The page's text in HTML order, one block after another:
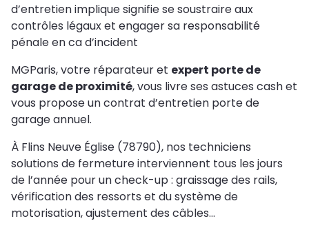
d’entretien implique signifie se soustraire aux
contrôles légaux et engager sa responsabilité
pénale en ca d’incident
MGParis, votre réparateur et expert porte de
garage de proximité, vous livre ses astuces cash et
vous propose un contrat d’entretien porte de
garage annuel.
À Flins Neuve Église (78790), nos techniciens
solutions de fermeture interviennent tous les jours
de l’année pour un check-up : graissage des rails,
vérification des ressorts et du système de
motorisation, ajustement des câbles…